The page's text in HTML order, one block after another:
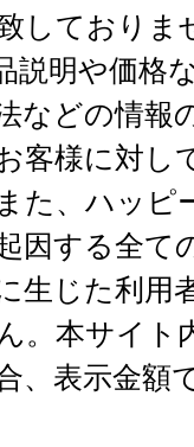
しておりま
説明や価格
などの情報
客様に対し
た、ハッピ
因する全て
生じた利用
。本サイト
、表示金